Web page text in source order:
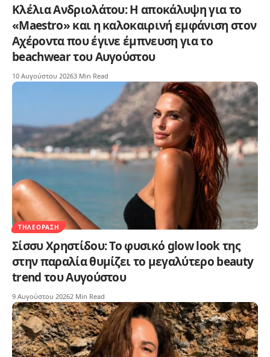
Κλέλια Ανδριολάτου: Η αποκάλυψη για το
«Maestro» και η καλοκαιρινή εμφάνιση στον
Αχέροντα που έγινε έμπνευση για το
beachwear του Αυγούστου
10 Αυγούστου 20263 Min Read
ΤΗΛΕΌΡΑΣΗ
Σίσσυ Χρηστίδου: Το φυσικό glow look της
στην παραλία θυμίζει το μεγαλύτερο beauty
trend του Αυγούστου
9 Αυγούστου 20262 Min Read